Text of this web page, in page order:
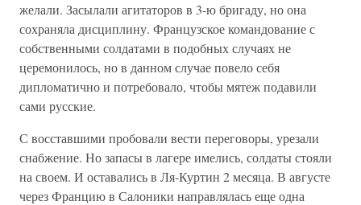
желали. Засылали агитаторов в 3-ю бригаду, но она
сохраняла дисциплину. Французское командование с
собственными солдатами в подобных случаях не
церемонилось, но в данном случае повело себя
дипломатично и потребовало, чтобы мятеж подавили
сами русские.
С восставшими пробовали вести переговоры, урезали
снабжение. Но запасы в лагере имелись, солдаты стояли
на своем. И оставались в Ля-Куртин 2 месяца. В августе
через Францию в Салоники направлялась еще одна